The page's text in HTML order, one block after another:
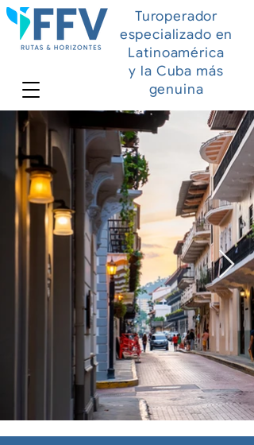
Turoperador
especializado en
Latinoamérica
y la Cuba más
genuina